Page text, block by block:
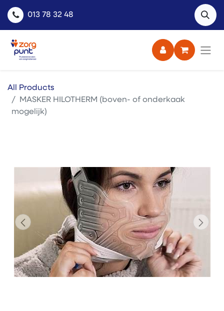
013 78 32 48
All Products
MASKER HILOTHERM (boven- of onderkaak
mogelijk)